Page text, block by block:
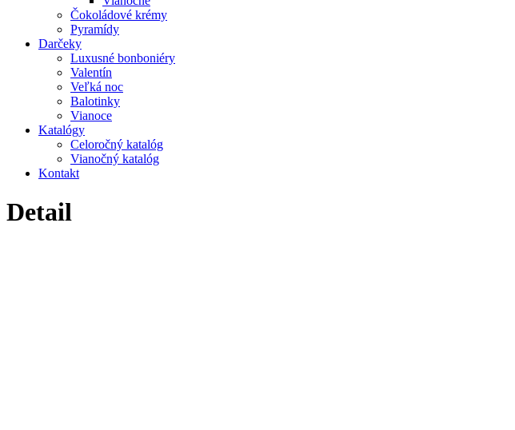
Čokoládové krémy
Pyramídy
Darčeky
Luxusné bonboniéry
Valentín
Veľká noc
Balotinky
Vianoce
Katalógy
Celoročný katalóg
Vianočný katalóg
Kontakt
Detail